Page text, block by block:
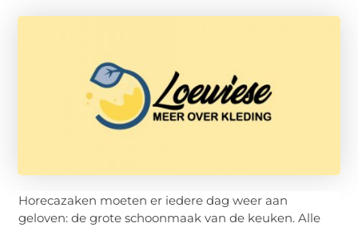
Horecazaken moeten er iedere dag weer aan
geloven: de grote schoonmaak van de keuken. Alle